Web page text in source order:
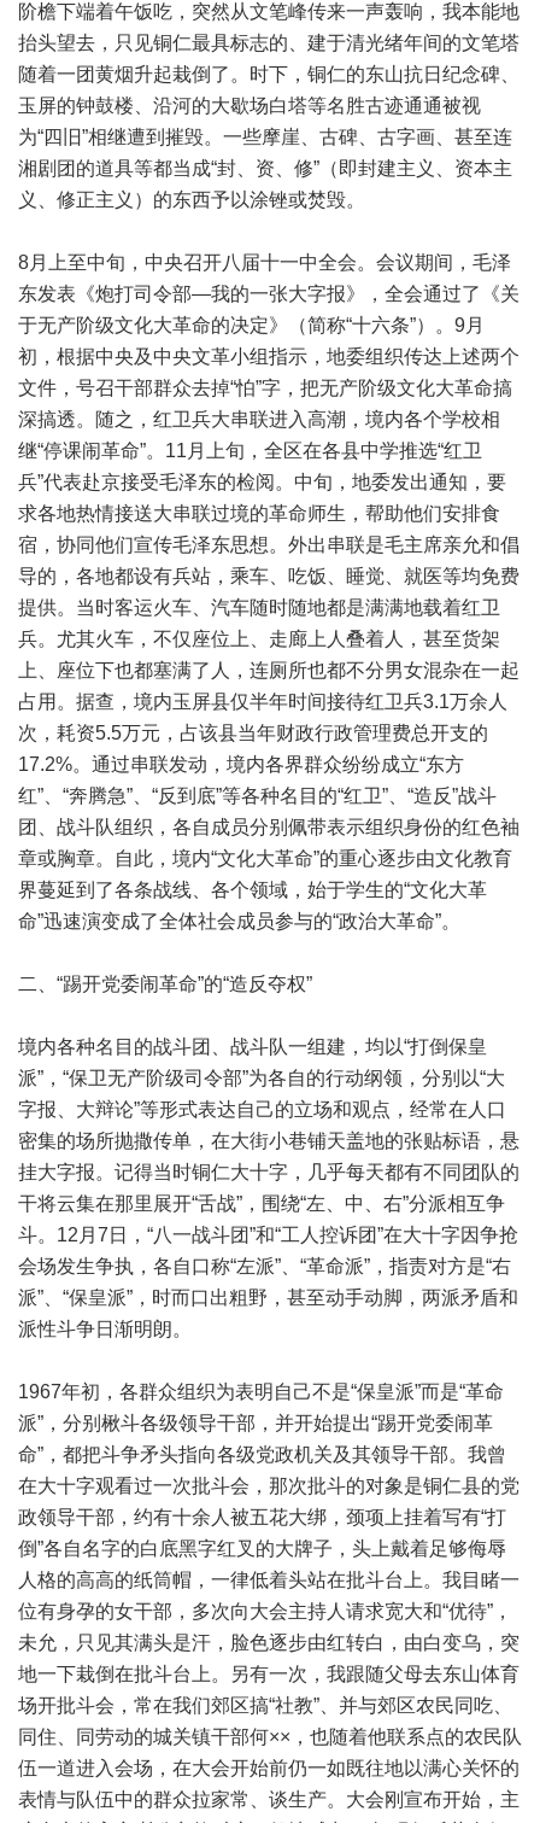
阶檐下端着午饭吃，突然从文笔峰传来一声轰响，我本能地
抬头望去，只见铜仁最具标志的、建于清光绪年间的文笔塔
随着一团黄烟升起栽倒了。时下，铜仁的东山抗日纪念碑、
玉屏的钟鼓楼、沿河的大歇场白塔等名胜古迹通通被视
为“四旧”相继遭到摧毁。一些摩崖、古碑、古字画、甚至连
湘剧团的道具等都当成“封、资、修”（即封建主义、资本主
义、修正主义）的东西予以涂锉或焚毁。
8月上至中旬，中央召开八届十一中全会。会议期间，毛泽
东发表《炮打司令部—我的一张大字报》，全会通过了《关
于无产阶级文化大革命的决定》（简称“十六条”）。9月
初，根据中央及中央文革小组指示，地委组织传达上述两个
文件，号召干部群众去掉“怕”字，把无产阶级文化大革命搞
深搞透。随之，红卫兵大串联进入高潮，境内各个学校相
继“停课闹革命”。11月上旬，全区在各县中学推选“红卫
兵”代表赴京接受毛泽东的检阅。中旬，地委发出通知，要
求各地热情接送大串联过境的革命师生，帮助他们安排食
宿，协同他们宣传毛泽东思想。外出串联是毛主席亲允和倡
导的，各地都设有兵站，乘车、吃饭、睡觉、就医等均免费
提供。当时客运火车、汽车随时随地都是满满地载着红卫
兵。尤其火车，不仅座位上、走廊上人叠着人，甚至货架
上、座位下也都塞满了人，连厕所也都不分男女混杂在一起
占用。据查，境内玉屏县仅半年时间接待红卫兵3.1万余人
次，耗资5.5万元，占该县当年财政行政管理费总开支的
17.2%。通过串联发动，境内各界群众纷纷成立“东方
红”、“奔腾急”、“反到底”等各种名目的“红卫”、“造反”战斗
团、战斗队组织，各自成员分别佩带表示组织身份的红色袖
章或胸章。自此，境内“文化大革命”的重心逐步由文化教育
界蔓延到了各条战线、各个领域，始于学生的“文化大革
命”迅速演变成了全体社会成员参与的“政治大革命”。
二、“踢开党委闹革命”的“造反夺权”
境内各种名目的战斗团、战斗队一组建，均以“打倒保皇
派”，“保卫无产阶级司令部”为各自的行动纲领，分别以“大
字报、大辩论”等形式表达自己的立场和观点，经常在人口
密集的场所抛撒传单，在大街小巷铺天盖地的张贴标语，悬
挂大字报。记得当时铜仁大十字，几乎每天都有不同团队的
干将云集在那里展开“舌战”，围绕“左、中、右”分派相互争
斗。12月7日，“八一战斗团”和“工人控诉团”在大十字因争抢
会场发生争执，各自口称“左派”、“革命派”，指责对方是“右
派”、“保皇派”，时而口出粗野，甚至动手动脚，两派矛盾和
派性斗争日渐明朗。
1967年初，各群众组织为表明自己不是“保皇派”而是“革命
派”，分别楸斗各级领导干部，并开始提出“踢开党委闹革
命”，都把斗争矛头指向各级党政机关及其领导干部。我曾
在大十字观看过一次批斗会，那次批斗的对象是铜仁县的党
政领导干部，约有十余人被五花大绑，颈项上挂着写有“打
倒”各自名字的白底黑字红叉的大牌子，头上戴着足够侮辱
人格的高高的纸筒帽，一律低着头站在批斗台上。我目睹一
位有身孕的女干部，多次向大会主持人请求宽大和“优待”，
未允，只见其满头是汗，脸色逐步由红转白，由白变乌，突
地一下栽倒在批斗台上。另有一次，我跟随父母去东山体育
场开批斗会，常在我们郊区搞“社教”、并与郊区农民同吃、
同住、同劳动的城关镇干部何××，也随着他联系点的农民队
伍一道进入会场，在大会开始前仍一如既往地以满心关怀的
表情与队伍中的群众拉家常、谈生产。大会刚宣布开始，主